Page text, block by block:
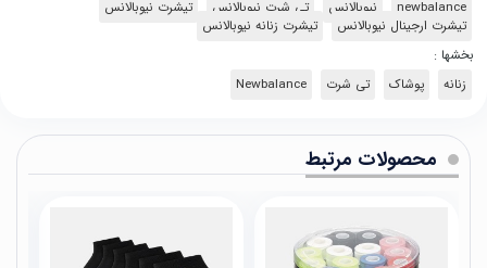
newbalance
نیوبالانس تی شرت نیوبالانس
تیشرت نیوبالانس
تیشرت ارجینال نیوبالانس
تیشرت زنانه نیوبالانس
بخشها :
زنانه
پوشاک تی شرت Newbalance
محصولات مرتبط